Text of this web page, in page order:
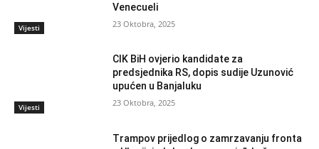
Vijesti
Venecueli
23 Oktobra, 2025
Vijesti
CIK BiH ovjerio kandidate za
predsjednika RS, dopis sudije Uzunović
upućen u Banjaluku
23 Oktobra, 2025
Trampov prijedlog o zamrzavanju fronta